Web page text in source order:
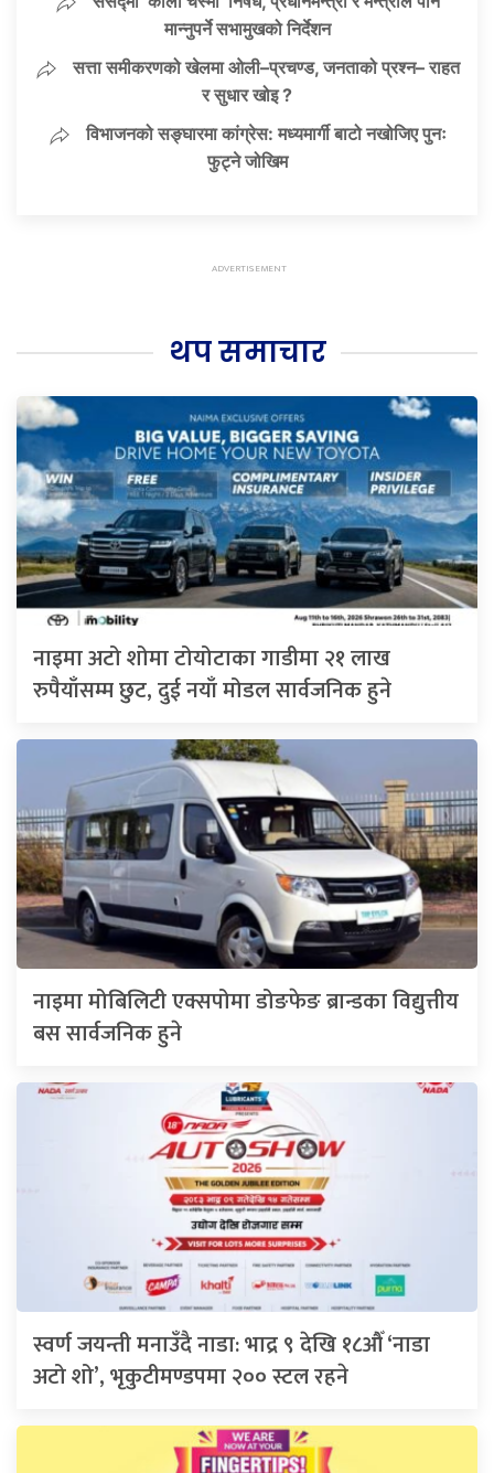
मान्नुपर्ने सभामुखको निर्देशन
सत्ता समीकरणको खेलमा ओली–प्रचण्ड, जनताको प्रश्न– राहत
र सुधार खोइ ?
विभाजनको सङ्घारमा कांग्रेस: मध्यमार्गी बाटो नखोजिए पुनः
फुट्ने जोखिम
थप समाचार
नाइमा अटो शोमा टोयोटाका गाडीमा २१ लाख
रुपैयाँसम्म छुट, दुई नयाँ मोडल सार्वजनिक हुने
नाइमा मोबिलिटी एक्सपोमा डोङफेङ ब्रान्डका विद्युत्तीय
बस सार्वजनिक हुने
स्वर्ण जयन्ती मनाउँदै नाडा: भाद्र ९ देखि १८औँ ‘नाडा
अटो शो’, भृकुटीमण्डपमा २०० स्टल रहने